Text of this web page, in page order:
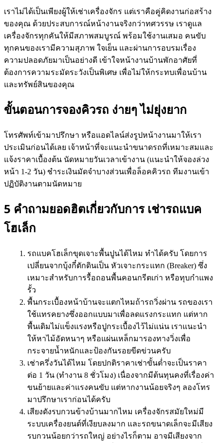
เราไม่ได้เป็นเพียงผู้ให้เช่าเครื่องจักร แต่เราคือคู่คิดงานก่อสร้าง
ของคุณ ด้วยประสบการณ์หน้างานจริงกว่าทศวรรษ เราดูแล
เครื่องจักรทุกคันให้มีสภาพสมบูรณ์ พร้อมใช้งานเสมอ คนขับ
ทุกคนของเรามีความสุภาพ ใจเย็น และผ่านการอบรมเรื่อง
ความปลอดภัยมาเป็นอย่างดี เข้าใจหน้างานบ้านพักอาศัยที่
ต้องการความระมัดระวังเป็นพิเศษ เพื่อไม่ให้กระทบเพื่อนบ้าน
และทรัพย์สินของคุณ
ขั้นตอนการจองคิวรถ ง่ายๆ ไม่ยุ่งยาก
โทรศัพท์เข้ามาปรึกษา หรือแอดไลน์ส่งรูปหน้างานมาให้เรา
ประเมินก่อนได้เลย เจ้าหน้าที่จะแนะนำขนาดรถที่เหมาะสมและ
แจ้งราคาเบื้องต้น นัดหมายวันเวลาเข้างาน (แนะนำให้จองล่วง
หน้า 1-2 วัน) ชำระเงินมัดจำบางส่วนเพื่อล็อคคิวรถ ทีมงานเข้า
ปฏิบัติงานตามนัดหมาย
5 คำถามยอดฮิตเกี่ยวกับการ เช่ารถแบค
โฮเล็ก
รถแบคโฮเล็กขุดเจาะพื้นปูนได้ไหม ทำได้ครับ โดยการ
เปลี่ยนจากบุ้งกี๋ตักดินเป็น หัวเจาะกระแทก (Breaker) ซึ่ง
เหมาะสำหรับการรื้อถอนพื้นคอนกรีตเก่า หรือทุบกำแพง
รั้ว
พื้นกระเบื้องหน้าบ้านจะแตกไหมถ้ารถวิ่งผ่าน รถของเรา
ใช้แทรคยางซึ่งออกแบบมาเพื่อลดแรงกระแทก แต่หาก
พื้นเดิมไม่แข็งแรงหรือปูกระเบื้องไว้ไม่แน่น เราแนะนำ
ให้หาไม้อัดหนาๆ หรือแผ่นเหล็กมารองทางวิ่งเพื่อ
กระจายน้ำหนักและป้องกันรอยขีดข่วนครับ
เช่าครึ่งวันได้ไหม โดยปกติราคาเช่าขั้นต่ำจะเป็นราคา
ต่อ 1 วัน (ทำงาน 8 ชั่วโมง) เนื่องจากมีต้นทุนคงที่เรื่องค่า
ขนย้ายและค่าแรงคนขับ แต่หากงานน้อยจริงๆ ลองโทร
มาปรึกษาเราก่อนได้ครับ
เสียงดังรบกวนข้างบ้านมากไหม เครื่องจักรสมัยใหม่มี
ระบบเครื่องยนต์ที่เงียบลงมาก และรถขนาดเล็กจะมีเสียง
รบกวนน้อยกว่ารถใหญ่ อย่างไรก็ตาม อาจมีเสียงจาก